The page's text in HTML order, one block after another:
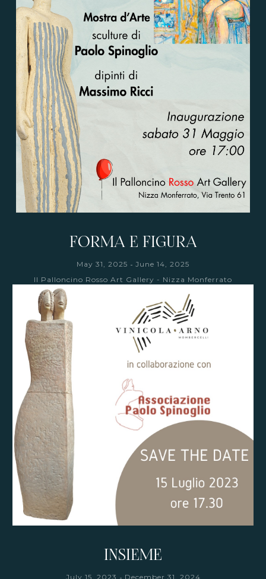
FORMA E FIGURA
May 31, 2025 - June 14, 2025
Il Palloncino Rosso Art Gallery - Nizza Monferrato
INSIEME
July 15, 2023
December 31, 2024